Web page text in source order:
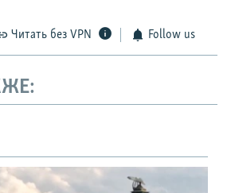
Читать без VPN Follow us